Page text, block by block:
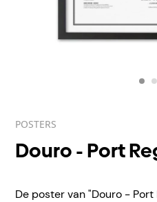
POSTERS
Douro - Port
De poster van "Douro - Port